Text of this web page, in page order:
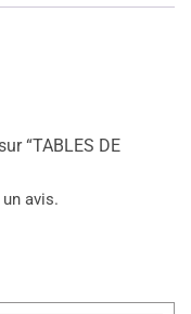
“TABLES DE
avis.